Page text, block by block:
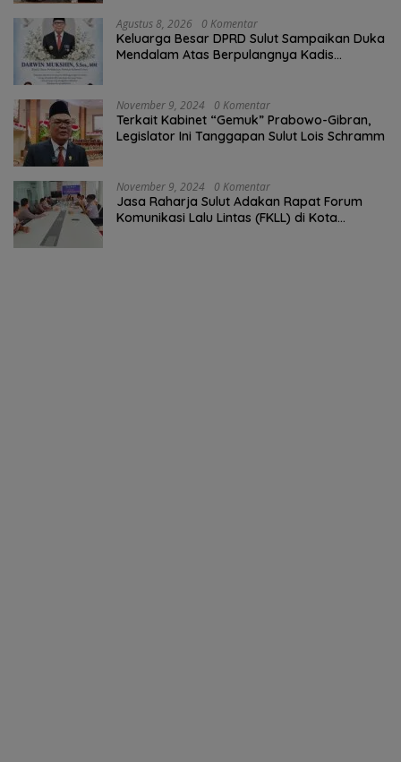
Agustus 8, 2026 0 Komentar
Keluarga Besar DPRD Sulut Sampaikan Duka
Mendalam Atas Berpulangnya Kadis
November 9, 2024 0 Komentar
Terkait Kabinet “Gemuk” Prabowo-Gibran,
Legislator Ini Tanggapan Sulut Lois Schramm
November 9, 2024 0 Komentar
Jasa Raharja Sulut Adakan Rapat Forum
Komunikasi Lalu Lintas (FKLL) di Kota